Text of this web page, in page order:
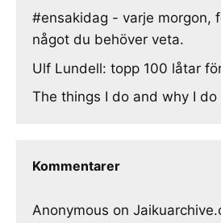
#ensakidag - varje morgon,
något du behöver veta.
Ulf Lundell: topp 100 låtar
The things I do and why I do
Kommentarer
Anonymous on